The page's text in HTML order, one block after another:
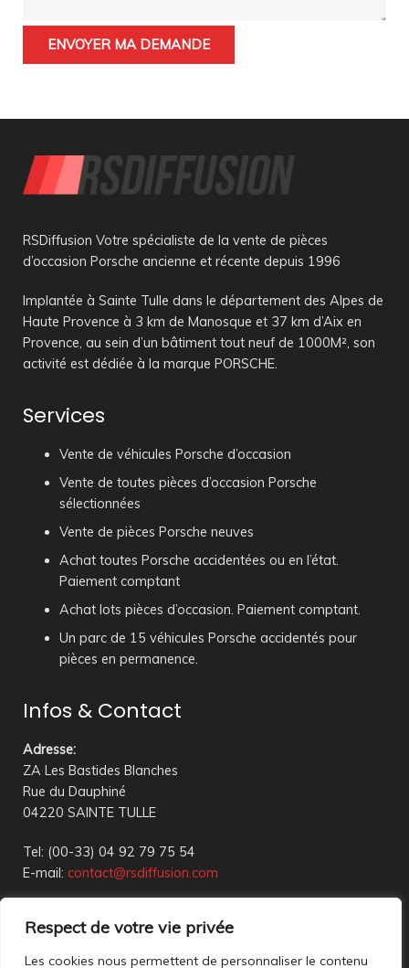
Respect de votre vie privée
Les cookies nous permettent de personnaliser le contenu
RSDiffusion Votre spécialiste de la vente de pièces
d’occasion Porsche ancienne et récente depuis 1996
Implantée à Sainte Tulle dans le département des Alpes de
Haute Provence à 3 km de Manosque et 37 km d’Aix en
Provence, au sein d’un bâtiment tout neuf de 1000M², son
activité est dédiée à la marque PORSCHE.
Services
Vente de véhicules Porsche d’occasion
Vente de toutes pièces d’occasion Porsche
sélectionnées
Vente de pièces Porsche neuves
Achat toutes Porsche accidentées ou en l’état.
Paiement comptant
Achat lots pièces d’occasion. Paiement comptant.
Un parc de 15 véhicules Porsche accidentés pour
pièces en permanence.
Infos & Contact
Adresse:
ZA Les Bastides Blanches
Rue du Dauphiné
04220 SAINTE TULLE
Tel: (00-33) 04 92 79 75 54
E-mail: contact@rsdiffusion.com
18h00
Réception en magasin sur rendez-vous uniquement